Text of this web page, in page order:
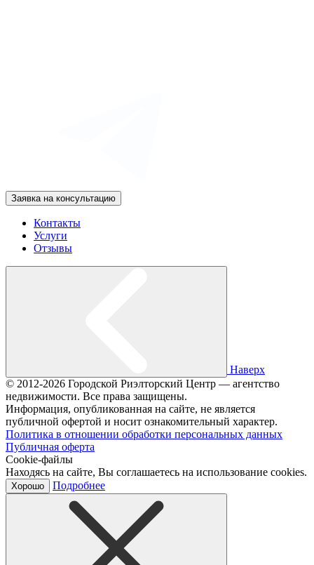
Заявка на консультацию
Контакты
Услуги
Отзывы
Наверх
© 2012-2026 Городской Риэлторский Центр — агентство
недвижимости. Все права защищены.
Информация, опубликованная на сайте, не является
публичной офертой и носит ознакомительный характер.
Политика в отношении обработки персональных данных
Публичная оферта
Cookie-файлы
Находясь на сайте, Вы соглашаетесь на использование cookies.
Хорошо Подробнее